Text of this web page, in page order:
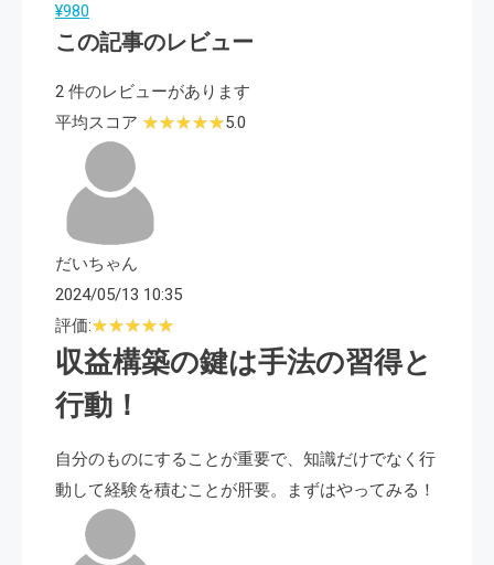
¥980
この記事のレビュー
2 件のレビューがあります
平均スコア
5.0
だいちゃん
2024/05/13 10:35
評価:
収益構築の鍵は手法の習得と
行動！
自分のものにすることが重要で、知識だけでなく行
動して経験を積むことが肝要。まずはやってみる！